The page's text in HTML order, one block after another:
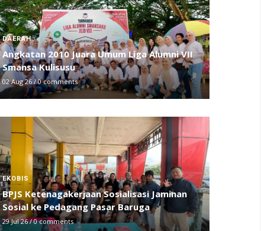
DAERAH
Angkatan 2010 Juara Umum Liga Alumni VII
Smansa Kulisusu
02 Aug 26 /0 comments
EKOBIS
BPJS Ketenagakerjaan Sosialisasi Jaminan
Sosial ke Pedagang Pasar Baruga
29 Jul 26/0 comments